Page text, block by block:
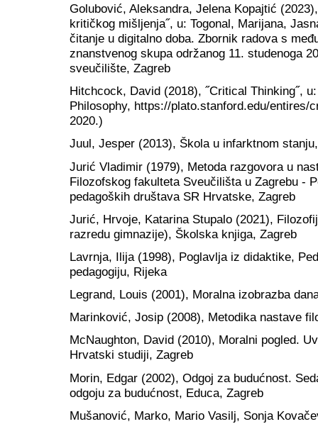
Golubović, Aleksandra, Jelena Kopajtić
kritičkog mišljenja˝, u: Togonal, Marijana,
čitanje u digitalno doba. Zbornik radova s
znanstvenog skupa održanog 11. studenoga
sveučilište, Zagreb
Hitchcock, David (2018), ˝Critical Thinking˝,
Philosophy, https://plato.stanford.edu/entires/
2020.)
Juul, Jesper (2013), Škola u infarktnom
Jurić Vladimir (1979), Metoda razgovora u
Filozofskog fakulteta Sveučilišta u Zagrebu -
pedagoških društava SR Hrvatske, Zagreb
Jurić, Hrvoje, Katarina Stupalo (2021),
razredu gimnazije), Školska knjiga, Zagreb
Lavrnja, Ilija (1998), Poglavlja iz didaktike,
pedagogiju, Rijeka
Legrand, Louis (2001), Moralna izobrazba
Marinković, Josip (2008), Metodika nastave
McNaughton, David (2010), Moralni pogled.
Hrvatski studiji, Zagreb
Morin, Edgar (2002), Odgoj za budućnost.
odgoju za budućnost, Educa, Zagreb
Mušanović, Marko, Mario Vasilj, Sonja